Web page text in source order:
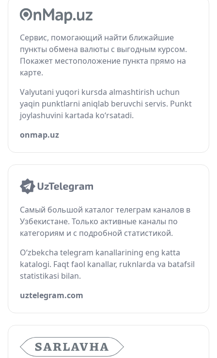
Сервис, помогающий найти ближайшие
пункты обмена валюты с выгодным курсом.
Покажет местоположение пункта прямо на
карте.
Valyutani yuqori kursda almashtirish uchun
yaqin punktlarni aniqlab beruvchi servis. Punkt
joylashuvini kartada ko‘rsatadi.
onmap.uz
Самый большой каталог телеграм каналов в
Узбекистане. Только активные каналы по
категориям и с подробной статистикой.
O‘zbekcha telegram kanallarining eng katta
katalogi. Faqt faol kanallar, ruknlarda va batafsil
statistikasi bilan.
uztelegram.com